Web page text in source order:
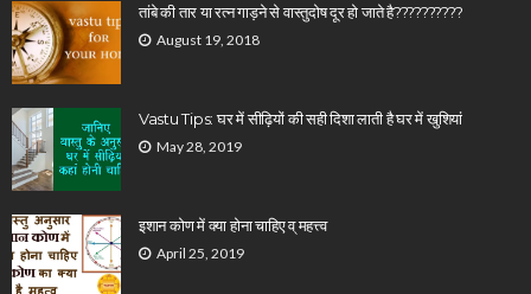
तांबे की तार या रत्न गाड़ने से वास्तुदोष दूर हो जाते है??????????
August 19, 2018
Vastu Tips: घर में सीढ़ियों की सही दिशा लाती है घर में खुशियां
May 28, 2019
इशान कोण में क्या होना चाहिए व् महत्त्व
April 25, 2019